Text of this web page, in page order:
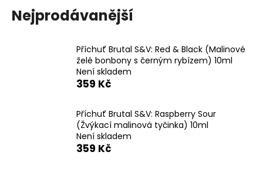
Nejprodávanější
Příchuť Brutal S&V: Red & Black (Malinové
želé bonbony s černým rybízem) 10ml
Není skladem
359 Kč
Příchuť Brutal S&V: Raspberry Sour
(Žvýkací malinová tyčinka) 10ml
Není skladem
359 Kč
u